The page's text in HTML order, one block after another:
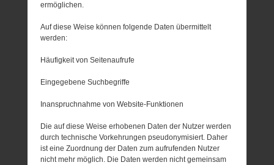
ermöglichen.
Auf diese Weise können folgende Daten übermittelt
werden:
Häufigkeit von Seitenaufrufe
Eingegebene Suchbegriffe
Inanspruchnahme von Website-Funktionen
Die auf diese Weise erhobenen Daten der Nutzer werden
durch technische Vorkehrungen pseudonymisiert. Daher
ist eine Zuordnung der Daten zum aufrufenden Nutzer
nicht mehr möglich. Die Daten werden nicht gemeinsam